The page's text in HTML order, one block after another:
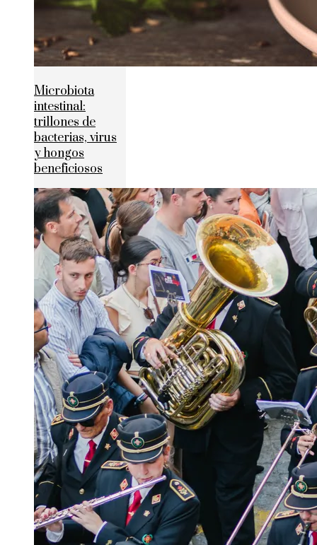
Microbiota
intestinal:
trillones de
bacterias, virus
y hongos
beneficiosos